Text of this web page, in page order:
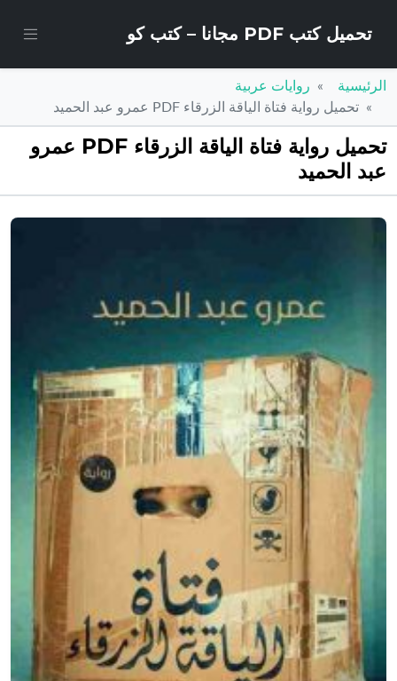
تحميل كتب PDF مجانا – كتب كو
الرئيسية
روايات عربية
تحميل رواية فتاة الياقة الزرقاء PDF عمرو عبد الحميد
تحميل رواية فتاة الياقة الزرقاء PDF عمرو
عبد الحميد